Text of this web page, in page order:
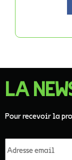
LA
Pour recevoir la